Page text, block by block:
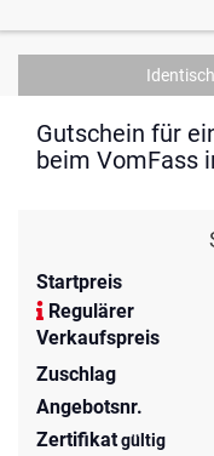
Gutschein für
beim VomFass
Startpreis
Regulärer
Verkaufspreis
Zuschlag
Angebotsnr.
Zertifikatgültig